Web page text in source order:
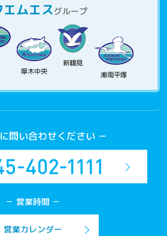
エムエスグループ
厚木中央
新鶴見
湘南平塚
問い合わせください －
－ 営業時間 －
営業カレンダー